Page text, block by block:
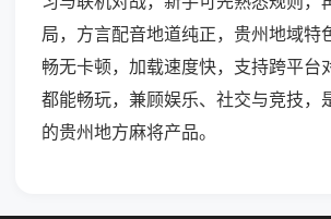
局，方言配音地道纯正，贵州地域特
畅无卡顿，加载速度快，支持跨平台
都能畅玩，兼顾娱乐、社交与竞技，
的贵州地方麻将产品。